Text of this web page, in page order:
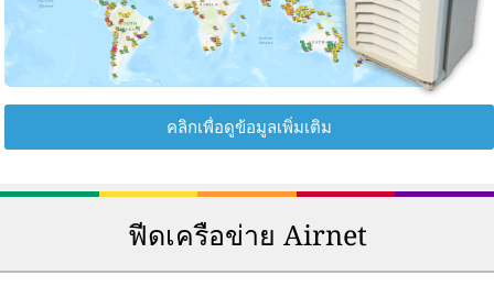
คลิกเพื่อดูข้อมูลเพิ่มเติม
ฟีดเครือข่าย Airnet